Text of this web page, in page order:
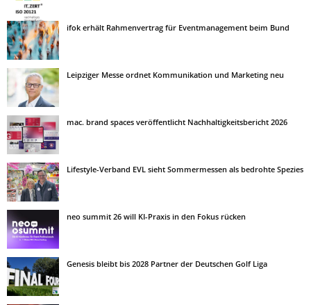
ifok erhält Rahmenvertrag für Eventmanagement beim Bund
Leipziger Messe ordnet Kommunikation und Marketing neu
mac. brand spaces veröffentlicht Nachhaltigkeitsbericht 2026
Lifestyle-Verband EVL sieht Sommermessen als bedrohte Spezies
neo summit 26 will KI-Praxis in den Fokus rücken
Genesis bleibt bis 2028 Partner der Deutschen Golf Liga